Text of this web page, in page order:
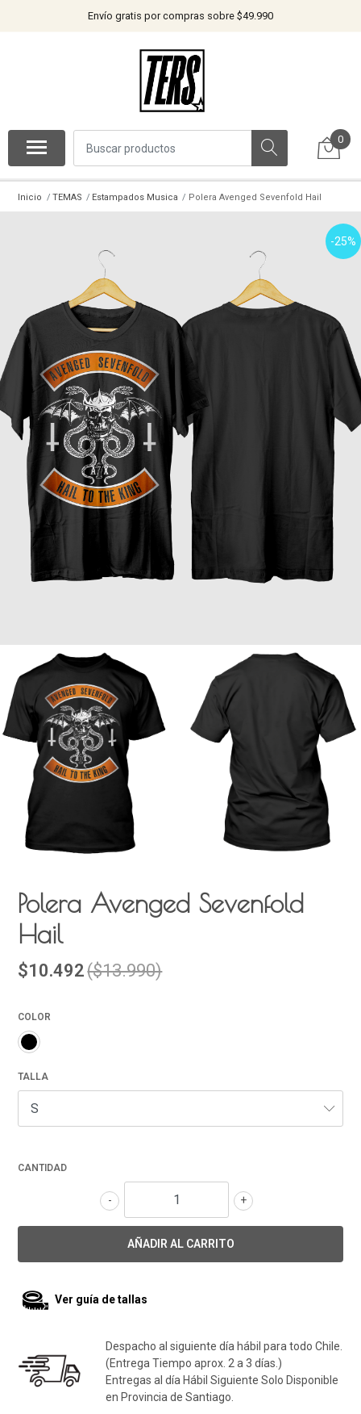
Envío gratis por compras sobre $49.990
0
Inicio TEMAS Estampados Musica Polera Avenged Sevenfold Hail
-25%
Polera Avenged Sevenfold
Hail
$10.492($13.990)
COLOR
TALLA
CANTIDAD
+
-
Ver guía de tallas
Despacho al siguiente día hábil para todo Chile.
(Entrega Tiempo aprox. 2 a 3 días.)
Entregas al día Hábil Siguiente Solo Disponible
en Provincia de Santiago.